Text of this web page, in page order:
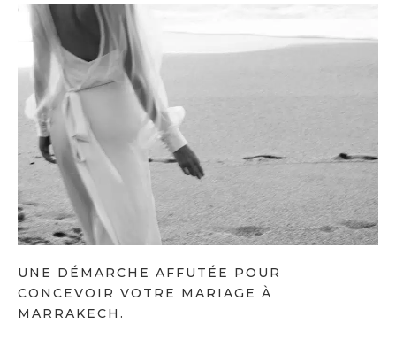
UNE DÉMARCHE AFFUTÉE POUR
CONCEVOIR VOTRE MARIAGE À
MARRAKECH.